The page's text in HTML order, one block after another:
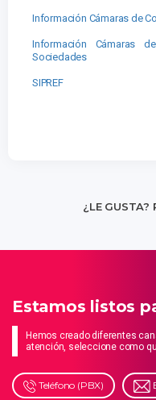
Información Cámaras de
Información Cámaras
Sociedades
SIPREF
¿LE GUSTA?
Estamos listos
Hemos creado diferentes
atención, seleccione como
Teléfono (PBX)